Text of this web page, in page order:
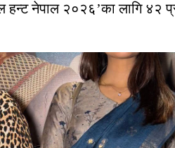
हन्ट नेपाल २०२६’का लागि ४२